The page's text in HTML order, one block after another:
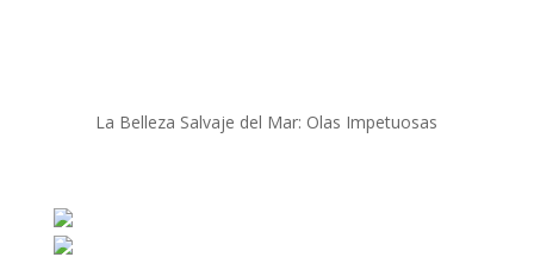
La Belleza Salvaje del Mar: Olas Impetuosas